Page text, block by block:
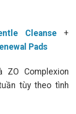
Cleanse +
Pads
Complexion
tùy theo tình